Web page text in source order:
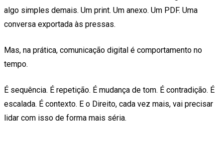
algo simples demais. Um print. Um anexo. Um PDF. Uma
conversa exportada às pressas.
Mas, na prática, comunicação digital é comportamento no
tempo.
É sequência. É repetição. É mudança de tom. É contradição. É
escalada. É contexto. E o Direito, cada vez mais, vai precisar
lidar com isso de forma mais séria.